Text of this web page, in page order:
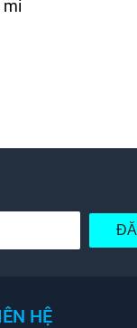
mi
HỆ